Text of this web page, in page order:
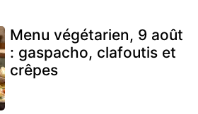
Menu végétarien, 9 août
: gaspacho, clafoutis et
crêpes